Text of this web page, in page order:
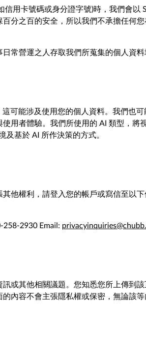
用卡號碼或身分證字號)時，我們會以
分之百的安全，所以我們不承擔任何
常營運之人存取我們所蒐集的個人資料
可能涉及使用您的個人資料。我們也
用者體驗。我們所使用的 AI 類型，將
基於 AI 所作決策的方式。
他權利，請登入您的帳戶或寫信至以
258-2930 Email:
或其他相關議題。您知悉您所上傳到
內容不會主張隱私權或保密，無論該